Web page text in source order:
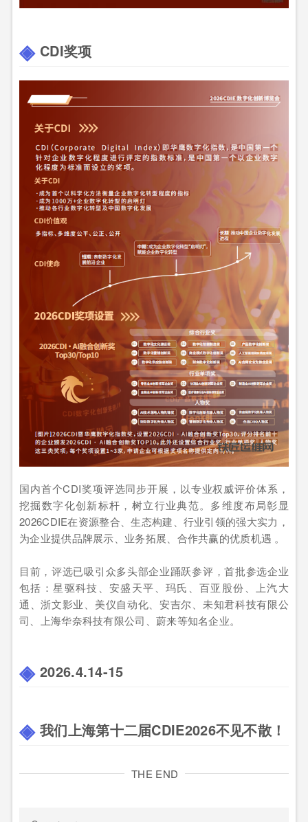
CDI奖项
国内首个CDI奖项评选同步开展，以专业权威评价体系，
挖掘数字化创新标杆，树立行业典范。多维度布局彰显
2026CDIE在资源整合、生态构建、行业引领的强大实力，
为企业提供品牌展示、业务拓展、合作共赢的优质机遇 。
目前，评选已吸引众多头部企业踊跃参评，首批参选企业
包括：星驱科技、安盛天平、玛氏、百亚股份、上汽大
通、浙文影业、美仪自动化、安吉尔、未知君科技有限公
司、上海华奈科技有限公司、蔚来等知名企业。
2026.4.14-15
我们上海第十二届CDIE2026不见不散！
THE END